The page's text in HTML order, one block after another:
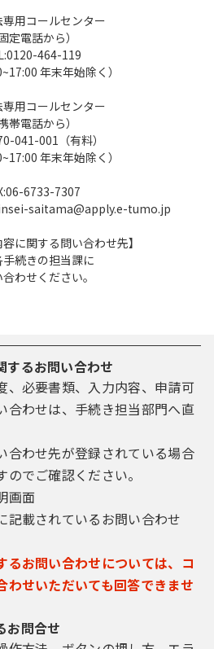
用コールセンター
固定電話から）
464-119
年末年始除く）
用コールセンター
携帯電話から）
041-001（有料）
年末年始除く）
6733-7307
saitama@apply.e-tumo.jp
容に関する問い合わせ先】
続きの担当課に
わせください。
するお問い合わせ
、必要書類、入力内容、申請可
合わせは、手続き担当部門へ直
合わせ先が登録されている場合
でご確認ください。
画面
記載されているお問い合わせ
お問い合わせについては、コ
わせいただいても回答できませ
お問合せ